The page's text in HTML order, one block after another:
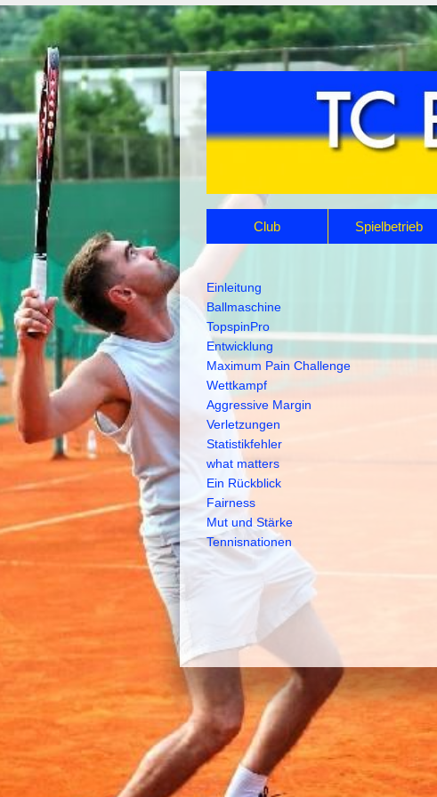
Navigation
Club Spielbetrieb
Navigation
überspringen
Einleitung
Ballmaschine
TopspinPro
Entwicklung
Maximum Pain Challenge
Wettkampf
Aggressive Margin
Verletzungen
Statistikfehler
what matters
Ein Rückblick
Fairness
Mut und Stärke
Tennisnationen